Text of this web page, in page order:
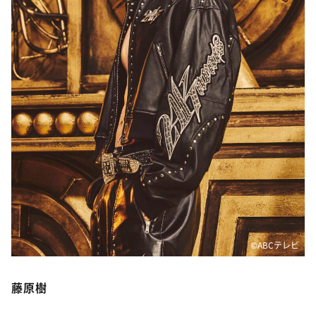
©️ABCテレビ
藤原樹